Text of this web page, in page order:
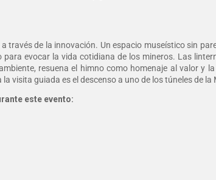
través de la innovación. Un espacio museístico sin
evocar la vida cotidiana de los mineros. Las
resuena el himno como homenaje al valor y
visita guiada es el descenso a uno de los túneles de la
este evento: